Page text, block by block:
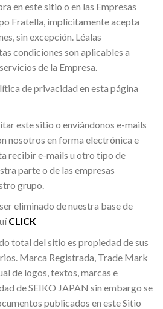
en este sitio o en las Empresas
Fratella, implícitamente acepta
sin excepción. Léalas
condiciones son aplicables a
de la Empresa.
de privacidad en esta página
este sitio o enviándonos e-mails
nosotros en forma electrónica e
recibir e-mails u otro tipo de
parte o de las empresas
grupo.
eliminado de nuestra base de
CLICK
total del sitio es propiedad de sus
Marca Registrada, Trade Mark
de logos, textos, marcas e
de SEIKO JAPAN sin embargo se
publicados en este Sitio